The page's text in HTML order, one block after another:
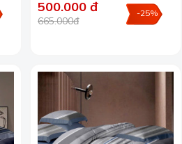
500.000 đ
665.000đ
-25%